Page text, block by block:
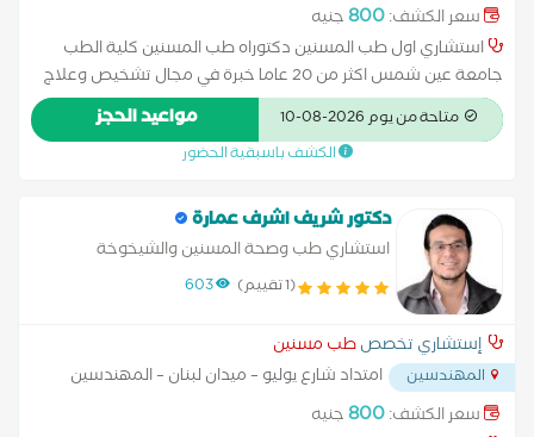
سعر الكشف:800جنيه
استشاري اول طب المسنين دكتوراه طب المسنين كلية الطب
جامعة عين شمس اكثر من 20 عاما خبرة في مجال تشخيص وعلاج
امراض الشيخوخة واضطراب الذاكرة وسوء التغذية واضطراب النوم
والحركة والأمراض المزمنة المصاحبة للتقدم في العمر كارتفاع سكر
الدم وارتفاع الضغط ومضاعفاتها
متاحة من يوم 2026-08-10 مواعيد الحجز
الكشف باسبقية الحضور
دكتور شريف اشرف عمارة
استشاري طب وصحة المسنين والشيخوخة
(1 تقييم) 603
إستشاري تخصصطب مسنين
المهندسين
امتداد شارع يوليو – ميدان لبنان – المهندسين
سعر الكشف:800جنيه